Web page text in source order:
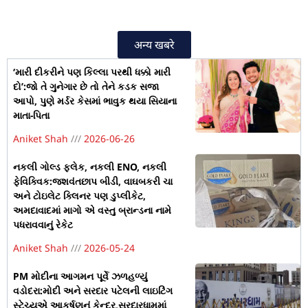
अन्य खबरे
‘મારી દીકરીને પણ કિલ્લા પરથી ધક્કો મારી
દો’:જો તે ગુનેગાર છે તો તેને કડક સજા
આપો, પુણે મર્ડર કેસમાં ભાવુક થયા સિયાના
માતા-પિતા
Aniket Shah
2026-06-26
નકલી ગોલ્ડ ફ્લેક, નકલી ENO, નકલી
ફેવિક્વિક:જશવંતછાપ બીડી, વાઘબકરી ચા
અને ટોઇલેટ ક્લિનર પણ ડુપ્લીકેટ,
અમદાવાદમાં માગો એ વસ્તુ બ્રાન્ડના નામે
પધરાવવાનું રેકેટ
Aniket Shah
2026-05-24
PM મોદીના આગમન પૂર્વે ઝળહળ્યું
વડોદરા:મોદી અને સરદાર પટેલની લાઇટિંગ
સ્ટેચ્યુએ આકર્ષણનું કેન્દ્ર,સરદારધામમાં